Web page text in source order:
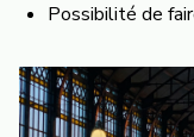
Possibilité de